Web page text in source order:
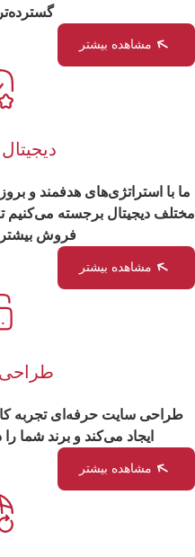
مشاهده بیشتر
ما با استراتژی‌های هدفمند و
مختلف دیجیتال برجسته می‌کنیم
فروش
مشاهده بیشتر
طراحی سایت حرفه‌ای تجربه
ایجاد می‌کند و برند شما را
مشاهده بیشتر